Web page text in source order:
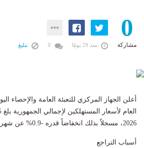
0
مشاركة منذ 29 يومًا تبليغ
أعلن الجهاز المركزي للتعبئة العامة والإحصاء
2026، مسجلاً بذلك انخفاضاً قدره -0.9% عن شهر مايو 2026.
أسباب التراجع